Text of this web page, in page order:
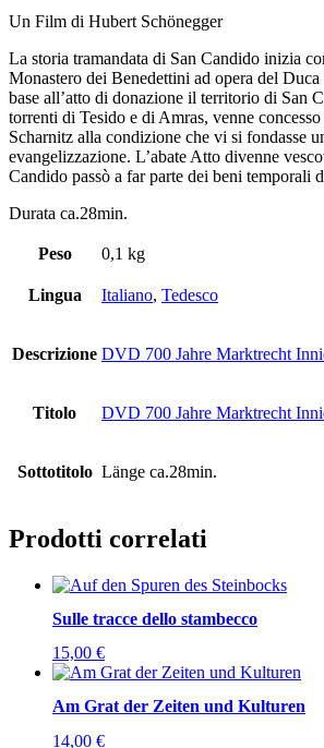
700
anni
quantità
Un Film di Hubert Schönegger
La storia tramandata di San Candido inizia
Monastero dei Benedettini ad opera del
base all’atto di donazione il territorio di San
torrenti di Tesido e di Amras, venne
Scharnitz alla condizione che vi si fondasse
evangelizzazione. L’abate Atto divenne
Candido passò a far parte dei beni temporali
Durata ca.28min.
Peso 0,1 kg
Lingua Italiano, Tedesco
Descrizione DVD 700 Jahre Marktrecht
Titolo DVD 700 Jahre Marktrecht
Sottotitolo Länge ca.28min.
Prodotti correlati
Sulle tracce dello stambecco
15,00 €
Am Grat der Zeiten und Kulturen
14,00 €